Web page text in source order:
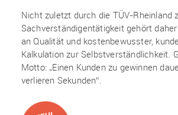
Nicht zuletzt durch die TÜV-Rheinland
Sachverständigentätigkeit gehört
an Qualität und kostenbewusster,
Kalkulation zur Selbstverständlichkeit.
Motto: „Einen Kunden zu gewinnen
verlieren Sekunden“.